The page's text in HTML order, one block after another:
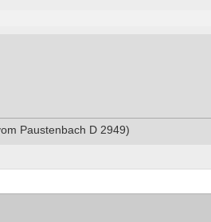
Paustenbach D 2949)